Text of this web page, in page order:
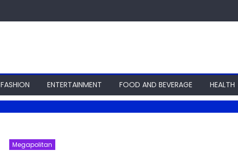
FASHION ENTERTAINMENT FOOD AND BEVERAGE HEALTH
Megapolitan